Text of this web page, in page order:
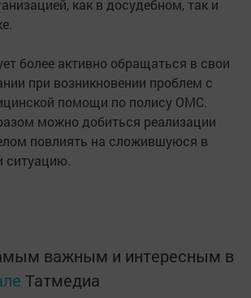
как в досудебном, так и
более активно обращаться в свои
при возникновении проблем с
помощи по полису ОМС.
можно добиться реализации
повлиять на сложившуюся в
ситуацию.
важным и интересным в
Татмедиа